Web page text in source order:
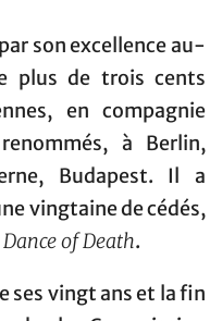
son excellence au-
plus de trois cents
en compagnie
à Berlin,
Budapest. Il a
vingtaine de cédés,
Dance of Death.
ses vingt ans et la fin